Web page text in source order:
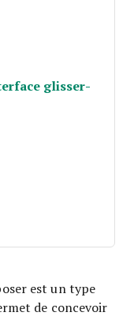
glisser-
est un type
de concevoir